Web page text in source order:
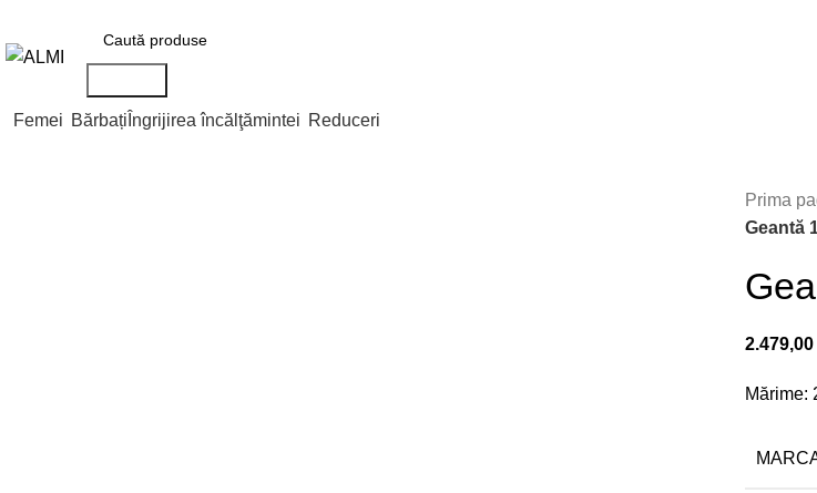
Femei Bărbați Îngrijirea încălţămintei Reduceri
Prima
Geantă
Mărime: